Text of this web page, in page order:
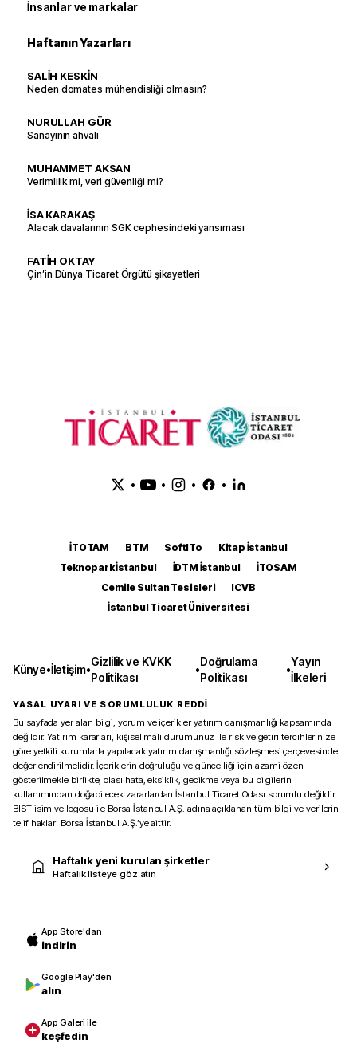
İnsanlar ve markalar
Haftanın Yazarları
SALİH KESKİN
Neden domates mühendisliği olmasın?
NURULLAH GÜR
Sanayinin ahvali
MUHAMMET AKSAN
Verimlilik mi, veri güvenliği mi?
İSA KARAKAŞ
Alacak davalarının SGK cephesindeki yansıması
FATİH OKTAY
Çin’in Dünya Ticaret Örgütü şikayetleri
• • • •
İTOTAM BTM SoftITo
Kitap İstanbul
Teknopark İstanbul
İDTM İstanbul
İTOSAM
Cemile Sultan Tesisleri
ICVB
İstanbul Ticaret Üniversitesi
Künye•İletişim•
Gizlilik ve KVKK
Politikası
•
Doğrulama
Politikası
•
Yayın
İlkeleri
YASAL UYARI VE SORUMLULUK REDDİ
Bu sayfada yer alan bilgi, yorum ve içerikler yatırım danışmanlığı kapsamında
değildir. Yatırım kararları, kişisel mali durumunuz ile risk ve getiri tercihlerinize
göre yetkili kurumlarla yapılacak yatırım danışmanlığı sözleşmesi çerçevesinde
değerlendirilmelidir. İçeriklerin doğruluğu ve güncelliği için azami özen
gösterilmekle birlikte, olası hata, eksiklik, gecikme veya bu bilgilerin
kullanımından doğabilecek zararlardan İstanbul Ticaret Odası sorumlu değildir.
BIST isim ve logosu ile Borsa İstanbul A.Ş. adına açıklanan tüm bilgi ve verilerin
telif hakları Borsa İstanbul A.Ş.’ye aittir.
Haftalık yeni kurulan şirketler
Haftalık listeye göz atın
App Store'dan
indirin
Google Play'den
alın
App Galeri ile
keşfedin